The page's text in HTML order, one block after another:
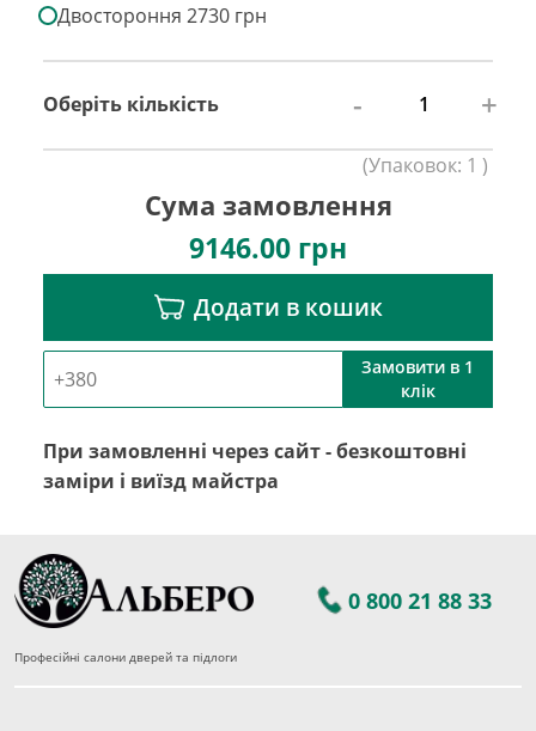
Двостороння 2730 грн
Оберіть кількість - +
(Упаковок: 1 )
Сума замовлення
9146.00 грн
Додати в кошик
Замовити в 1
клік
При замовленні через сайт - безкоштовні
заміри і виїзд майстра
0 800 21 88 33
Професійні салони дверей та підлоги